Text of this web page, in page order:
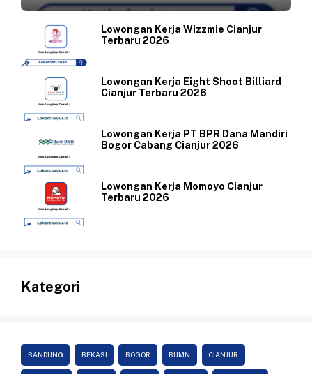
Lowongan Kerja Wizzmie Cianjur
Terbaru 2026
Lowongan Kerja Eight Shoot Billiard
Cianjur Terbaru 2026
Lowongan Kerja PT BPR Dana Mandiri
Bogor Cabang Cianjur 2026
Lowongan Kerja Momoyo Cianjur
Terbaru 2026
Kategori
BANDUNG BEKASI BOGOR BUMN CIANJUR